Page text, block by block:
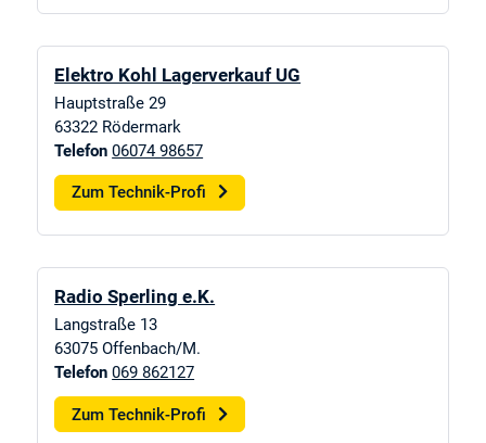
Elektro Kohl Lagerverkauf UG
Hauptstraße 29
63322 Rödermark
Telefon 06074 98657
Zum Technik-Profi
Radio Sperling e.K.
Langstraße 13
63075 Offenbach/M.
Telefon 069 862127
Zum Technik-Profi